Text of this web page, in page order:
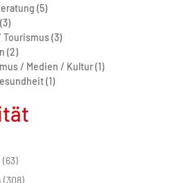
(5)
(3)
(2)
/ Medien / Kultur (1)
(1)
(308)